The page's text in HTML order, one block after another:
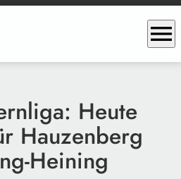
menu
Heute
Hauzenberg
Heining